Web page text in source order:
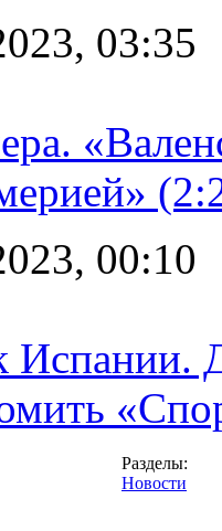
03:35
00:10
Испании.
Разделы:
Новости